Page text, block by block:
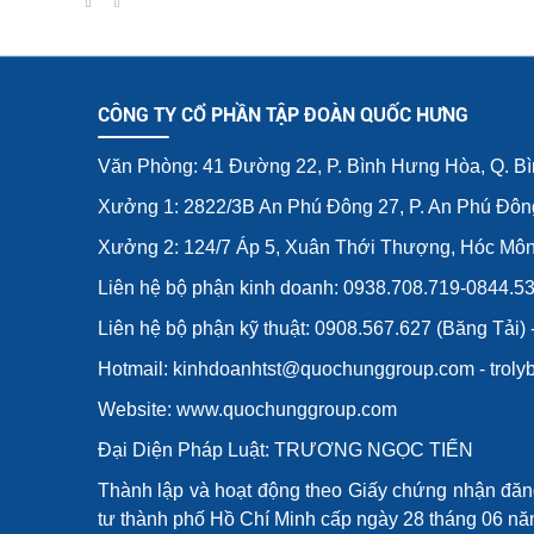
CÔNG
TẾ
2
CÔNG
TẾ
3
CÔNG TY CỔ PHẦN TẬP ĐOÀN QUỐC HƯNG
Văn Phòng: 41 Đường 22, P. Bình Hưng Hòa, Q.
Xưởng 1: 2822/3B An Phú Đông 27, P. An Phú
Xưởng 2: 124/7 Áp 5, Xuân Thới Thượng, Hóc
Liên hệ bộ phận kinh doanh: 0938.708.719-
Liên hệ bộ phận kỹ thuật: 0908.567.627 (Băng Tải)
Hotmail: kinhdoanhtst@quochunggroup.com -
Website: www.quochunggroup.com
Đại Diện Pháp Luật: TRƯƠNG NGỌC TIẾN
Thành lập và hoạt động theo Giấy chứng nhận
tư thành phố Hồ Chí Minh cấp ngày 28 tháng 06